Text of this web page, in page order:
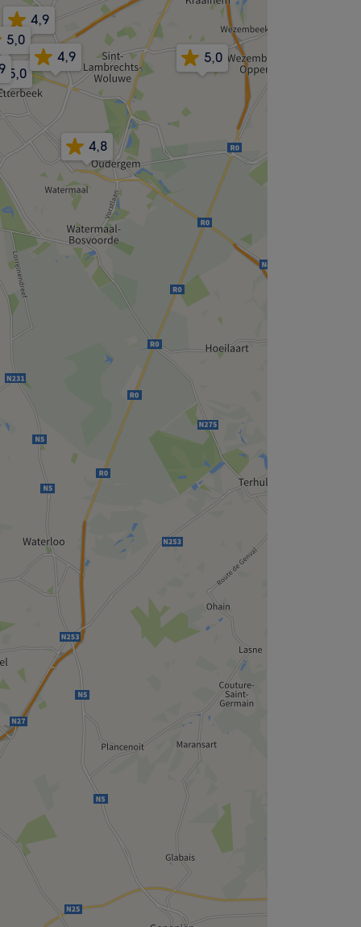
4,8
4,9
5,0
5,0
5,0
4,9